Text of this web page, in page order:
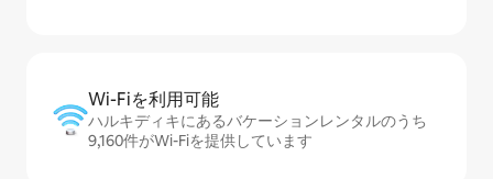
Wi-Fiを利⁠用⁠可⁠能
ハルキディキにあるバケーションレンタルのうち
9,160件がWi-Fiを提供しています